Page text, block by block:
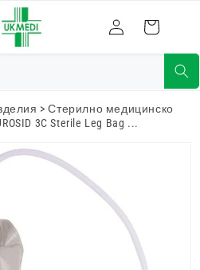
Влизам Количка
>Стерилно медицинско
3C Sterile Leg Bag ...